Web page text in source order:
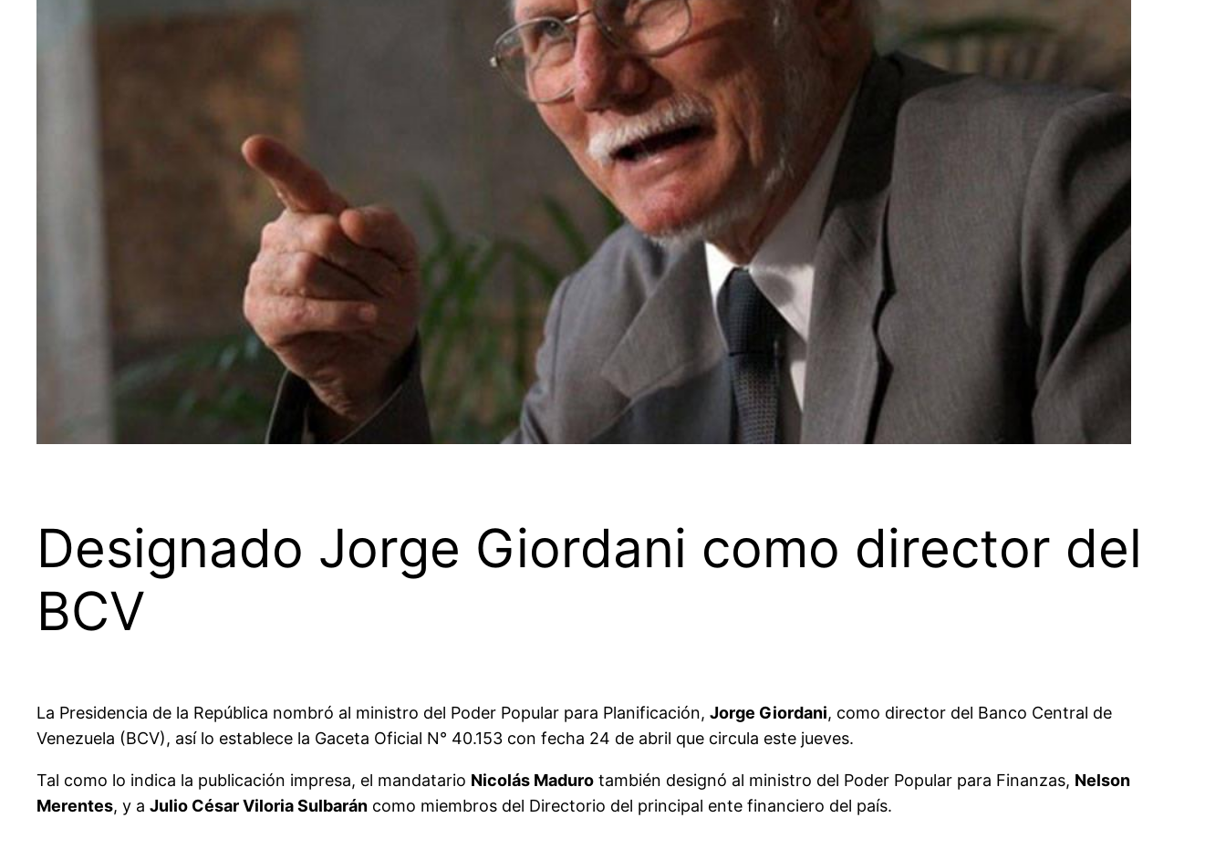
Designado Jorge Giordani como director del
BCV
La Presidencia de la República nombró al ministro del Poder Popular para Planificación, Jorge Giordani, como director del Banco Central de
Venezuela (BCV), así lo establece la Gaceta Oficial N° 40.153 con fecha 24 de abril que circula este jueves.
Tal como lo indica la publicación impresa, el mandatario Nicolás Maduro también designó al ministro del Poder Popular para Finanzas, Nelson
Merentes, y a Julio César Viloria Sulbarán como miembros del Directorio del principal ente financiero del país.